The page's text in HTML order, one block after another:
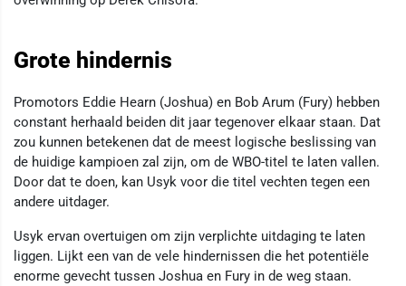
Grote hindernis
Promotors Eddie Hearn (Joshua) en Bob Arum (Fury) hebben
constant herhaald beiden dit jaar tegenover elkaar staan. Dat
zou kunnen betekenen dat de meest logische beslissing van
de huidige kampioen zal zijn, om de WBO-titel te laten vallen.
Door dat te doen, kan Usyk voor die titel vechten tegen een
andere uitdager.
Usyk ervan overtuigen om zijn verplichte uitdaging te laten
liggen. Lijkt een van de vele hindernissen die het potentiële
enorme gevecht tussen Joshua en Fury in de weg staan.